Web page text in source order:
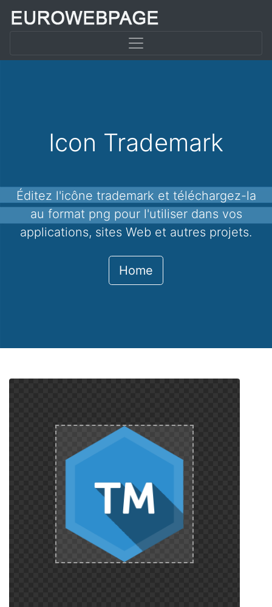
Icon Trademark
Éditez l'icône trademark et téléchargez-la
au format png pour l'utiliser dans vos
applications, sites Web et autres projets.
Home